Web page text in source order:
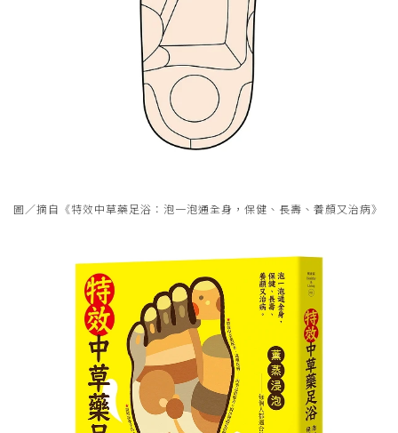
圖／摘自《特效中草藥足浴：泡一泡通全身，保健、長壽、養顏又治病》